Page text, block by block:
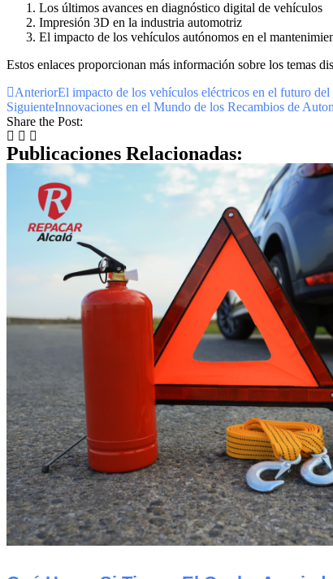
Los últimos avances en diagnóstico digital de vehículos
Impresión 3D en la industria automotriz
El impacto de los vehículos autónomos en el
Estos enlaces proporcionan más información sobre los temas
AnteriorEl impacto de los vehículos eléctricos en el futuro
SiguienteInnovaciones en el Mundo de los Recambios de
Share the Post:
Publicaciones Relacionadas: